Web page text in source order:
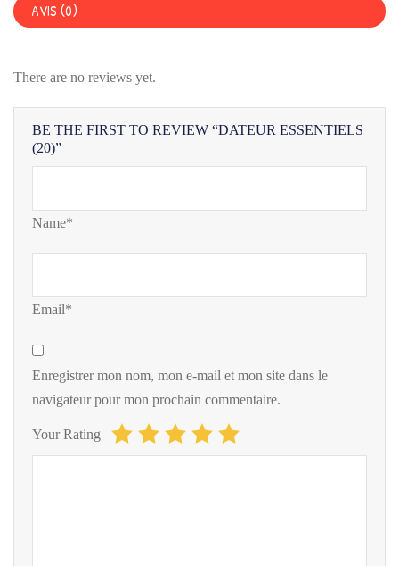
AVIS (0)
There are no reviews yet.
BE THE FIRST TO REVIEW “DATEUR ESSENTIELS
(20)”
Name*
Email*
Enregistrer mon nom, mon e-mail et mon site dans le
navigateur pour mon prochain commentaire.
Your Rating